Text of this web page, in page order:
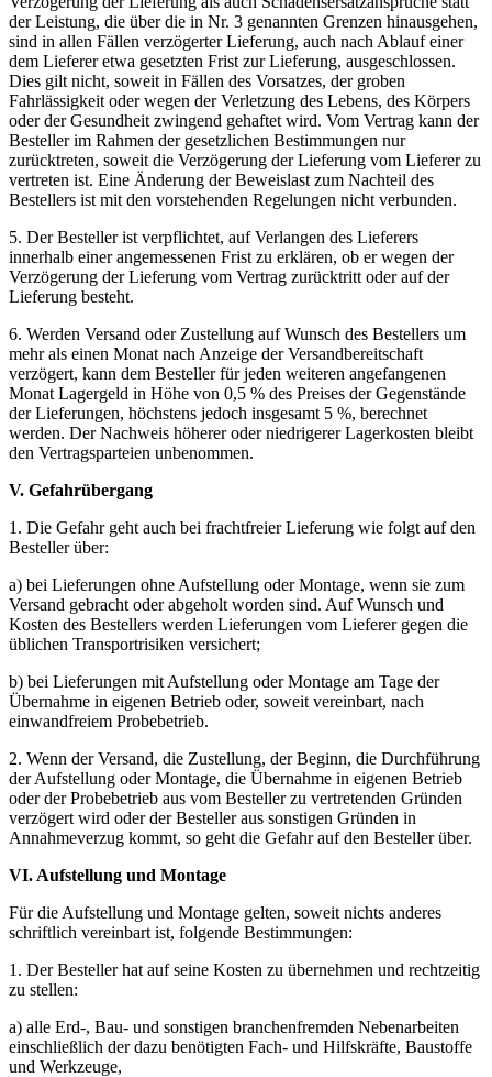
der Leistung, die über die in Nr. 3 genannten Grenzen hinausgehen,
sind in allen Fällen verzögerter Lieferung, auch nach Ablauf einer
dem Lieferer etwa gesetzten Frist zur Lieferung, ausgeschlossen.
Dies gilt nicht, soweit in Fällen des Vorsatzes, der groben
Fahrlässigkeit oder wegen der Verletzung des Lebens, des Körpers
oder der Gesundheit zwingend gehaftet wird. Vom Vertrag kann der
Besteller im Rahmen der gesetzlichen Bestimmungen nur
zurücktreten, soweit die Verzögerung der Lieferung vom Lieferer zu
vertreten ist. Eine Änderung der Beweislast zum Nachteil des
Bestellers ist mit den vorstehenden Regelungen nicht verbunden.
5. Der Besteller ist verpflichtet, auf Verlangen des Lieferers
innerhalb einer angemessenen Frist zu erklären, ob er wegen der
Verzögerung der Lieferung vom Vertrag zurücktritt oder auf der
Lieferung besteht.
6. Werden Versand oder Zustellung auf Wunsch des Bestellers um
mehr als einen Monat nach Anzeige der Versandbereitschaft
verzögert, kann dem Besteller für jeden weiteren angefangenen
Monat Lagergeld in Höhe von 0,5 % des Preises der Gegenstände
der Lieferungen, höchstens jedoch insgesamt 5 %, berechnet
werden. Der Nachweis höherer oder niedrigerer Lagerkosten bleibt
den Vertragsparteien unbenommen.
V. Gefahrübergang
1. Die Gefahr geht auch bei frachtfreier Lieferung wie folgt auf den
Besteller über:
a) bei Lieferungen ohne Aufstellung oder Montage, wenn sie zum
Versand gebracht oder abgeholt worden sind. Auf Wunsch und
Kosten des Bestellers werden Lieferungen vom Lieferer gegen die
üblichen Transportrisiken versichert;
b) bei Lieferungen mit Aufstellung oder Montage am Tage der
Übernahme in eigenen Betrieb oder, soweit vereinbart, nach
einwandfreiem Probebetrieb.
2. Wenn der Versand, die Zustellung, der Beginn, die Durchführung
der Aufstellung oder Montage, die Übernahme in eigenen Betrieb
oder der Probebetrieb aus vom Besteller zu vertretenden Gründen
verzögert wird oder der Besteller aus sonstigen Gründen in
Annahmeverzug kommt, so geht die Gefahr auf den Besteller über.
VI. Aufstellung und Montage
Für die Aufstellung und Montage gelten, soweit nichts anderes
schriftlich vereinbart ist, folgende Bestimmungen:
1. Der Besteller hat auf seine Kosten zu übernehmen und rechtzeitig
zu stellen:
a) alle Erd-, Bau- und sonstigen branchenfremden Nebenarbeiten
einschließlich der dazu benötigten Fach- und Hilfskräfte, Baustoffe
und Werkzeuge,